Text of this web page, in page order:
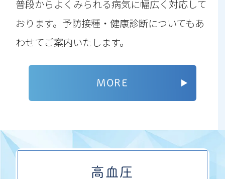
普段からよくみられる病気に幅広く対応して
おります。予防接種・健康診断についてもあ
わせてご案内いたします。
MORE
高血圧